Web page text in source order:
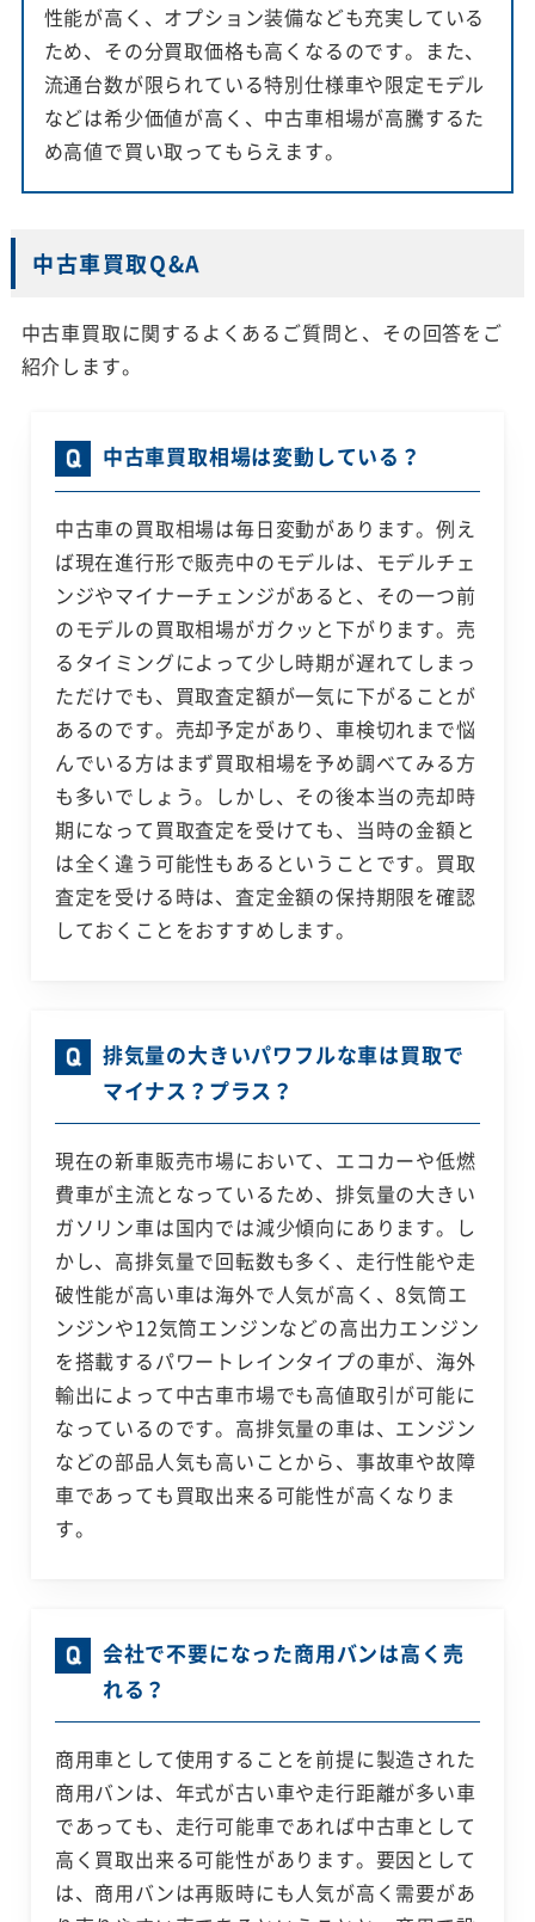
性能が高く、オプション装備なども充実している
ため、その分買取価格も高くなるのです。また、
流通台数が限られている特別仕様車や限定モデル
などは希少価値が高く、中古車相場が高騰するた
め高値で買い取ってもらえます。
中古車買取Q&A
中古車買取に関するよくあるご質問と、その回答をご
紹介します。
中古車買取相場は変動している？
中古車の買取相場は毎日変動があります。例え
ば現在進行形で販売中のモデルは、モデルチェ
ンジやマイナーチェンジがあると、その一つ前
のモデルの買取相場がガクッと下がります。売
るタイミングによって少し時期が遅れてしまっ
ただけでも、買取査定額が一気に下がることが
あるのです。売却予定があり、車検切れまで悩
んでいる方はまず買取相場を予め調べてみる方
も多いでしょう。しかし、その後本当の売却時
期になって買取査定を受けても、当時の金額と
は全く違う可能性もあるということです。買取
査定を受ける時は、査定金額の保持期限を確認
しておくことをおすすめします。
排気量の大きいパワフルな車は買取で
マイナス？プラス？
現在の新車販売市場において、エコカーや低燃
費車が主流となっているため、排気量の大きい
ガソリン車は国内では減少傾向にあります。し
かし、高排気量で回転数も多く、走行性能や走
破性能が高い車は海外で人気が高く、8気筒エ
ンジンや12気筒エンジンなどの高出力エンジン
を搭載するパワートレインタイプの車が、海外
輸出によって中古車市場でも高値取引が可能に
なっているのです。高排気量の車は、エンジン
などの部品人気も高いことから、事故車や故障
車であっても買取出来る可能性が高くなりま
す。
会社で不要になった商用バンは高く売
れる？
商用車として使用することを前提に製造された
商用バンは、年式が古い車や走行距離が多い車
であっても、走行可能車であれば中古車として
高く買取出来る可能性があります。要因として
は、商用バンは再販時にも人気が高く需要があ